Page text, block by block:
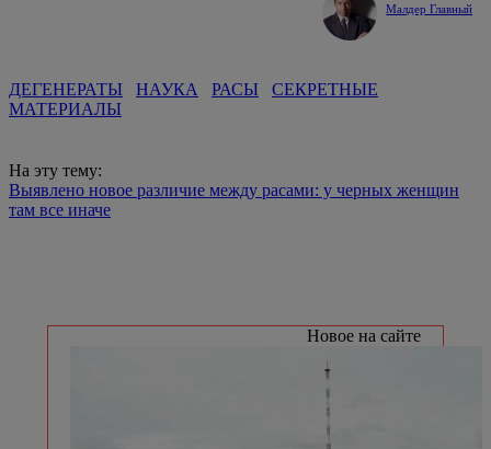
Малдер Главный
ДЕГЕНЕРАТЫ НАУКА РАСЫ
СЕКРЕТНЫЕ
МАТЕРИАЛЫ
На эту тему:
Выявлено новое различие между расами: у черных женщин
там все иначе
Новое на сайте